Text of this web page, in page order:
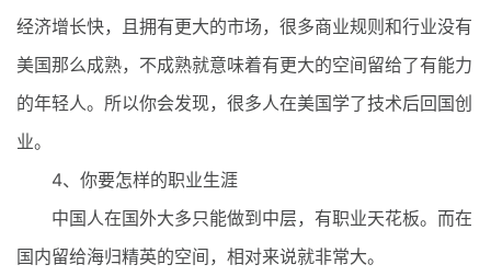
经济增长快，且拥有更大的市场，很多商业规则和行业没有
美国那么成熟，不成熟就意味着有更大的空间留给了有能力
的年轻人。所以你会发现，很多人在美国学了技术后回国创
业。
4、你要怎样的职业生涯
中国人在国外大多只能做到中层，有职业天花板。而在
国内留给海归精英的空间，相对来说就非常大。